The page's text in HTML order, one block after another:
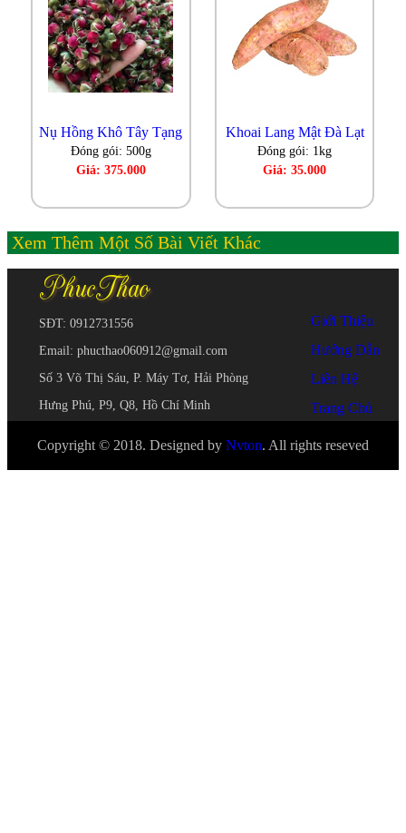
Nụ Hồng Khô Tây Tạng
Đóng gói: 500g
Giá: 375.000
Khoai Lang Mật Đà Lạt
Đóng gói: 1kg
Giá: 35.000
Xem Thêm Một Số Bài Viết Khác
SĐT: 0912731556
Email: phucthao060912@gmail.com
Số 3 Võ Thị Sáu, P. Máy Tơ, Hải Phòng
Hưng Phú, P9, Q8, Hồ Chí Minh
Giới Thiệu
Hướng Dẫn
Liên Hệ
Trang Chủ
Copyright © 2018. Designed by Nvton. All rights reseved